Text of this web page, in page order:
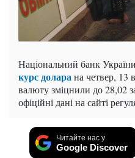
Національний банк
курс доларана четвер, 13
валюту зміцнили до 28,02
офіційні дані на сайті
Читайте нас у
Google Discover